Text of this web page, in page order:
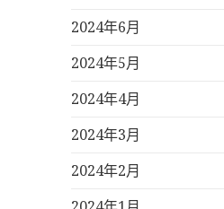
2024年6月
2024年5月
2024年4月
2024年3月
2024年2月